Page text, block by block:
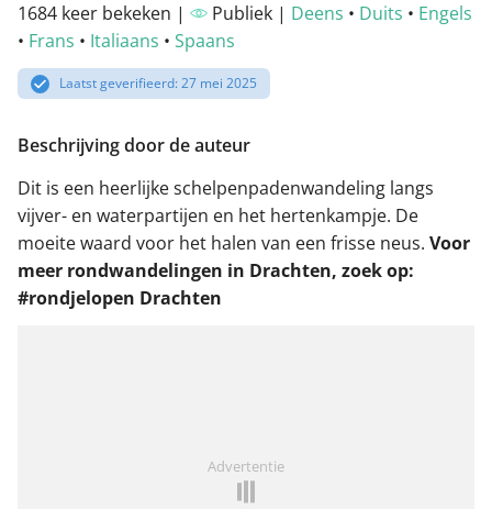
1684 keer bekeken | Publiek | Deens • Duits • Engels
• Frans • Italiaans • Spaans
Laatst geverifieerd: 27 mei 2025
Beschrijving door de auteur
Dit is een heerlijke schelpenpadenwandeling langs
vijver- en waterpartijen en het hertenkampje. De
moeite waard voor het halen van een frisse neus. Voor
meer rondwandelingen in Drachten, zoek op:
#rondjelopen Drachten
Advertentie